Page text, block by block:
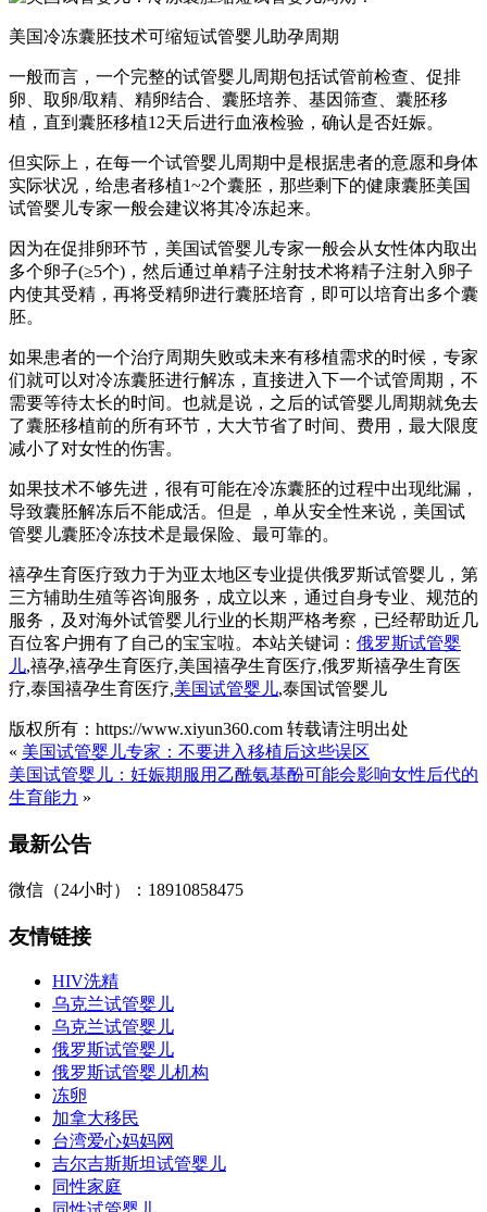
美国冷冻囊胚技术可缩短试管婴儿助孕周期
一般而言，一个完整的试管婴儿周期包括试管前检查、促排
卵、取卵/取精、精卵结合、囊胚培养、基因筛查、囊胚移
植，直到囊胚移植12天后进行血液检验，确认是否妊娠。
但实际上，在每一个试管婴儿周期中是根据患者的意愿和身体
实际状况，给患者移植1~2个囊胚，那些剩下的健康囊胚美国
试管婴儿专家一般会建议将其冷冻起来。
因为在促排卵环节，美国试管婴儿专家一般会从女性体内取出
多个卵子(≥5个)，然后通过单精子注射技术将精子注射入卵子
内使其受精，再将受精卵进行囊胚培育，即可以培育出多个囊
胚。
如果患者的一个治疗周期失败或未来有移植需求的时候，专家
们就可以对冷冻囊胚进行解冻，直接进入下一个试管周期，不
需要等待太长的时间。也就是说，之后的试管婴儿周期就免去
了囊胚移植前的所有环节，大大节省了时间、费用，最大限度
减小了对女性的伤害。
如果技术不够先进，很有可能在冷冻囊胚的过程中出现纰漏，
导致囊胚解冻后不能成活。但是 ，单从安全性来说，美国试
管婴儿囊胚冷冻技术是最保险、最可靠的。
禧孕生育医疗致力于为亚太地区专业提供俄罗斯试管婴儿，第
三方辅助生殖等咨询服务，成立以来，通过自身专业、规范的
服务，及对海外试管婴儿行业的长期严格考察，已经帮助近几
百位客户拥有了自己的宝宝啦。本站关键词： 俄罗斯试管婴
儿,禧孕,禧孕生育医疗,美国禧孕生育医疗,俄罗斯禧孕生育医
疗,泰国禧孕生育医疗,美国试管婴儿,泰国试管婴儿
版权所有：https://www.xiyun360.com 转载请注明出处
« 美国试管婴儿专家：不要进入移植后这些误区
美国试管婴儿：妊娠期服用乙酰氨基酚可能会影响女性后代的
生育能力 »
最新公告
微信（24小时）：18910858475
友情链接
HIV洗精
乌克兰试管婴儿
乌克兰试管婴儿
俄罗斯试管婴儿
俄罗斯试管婴儿机构
冻卵
加拿大移民
台湾爱心妈妈网
吉尔吉斯斯坦试管婴儿
同性家庭